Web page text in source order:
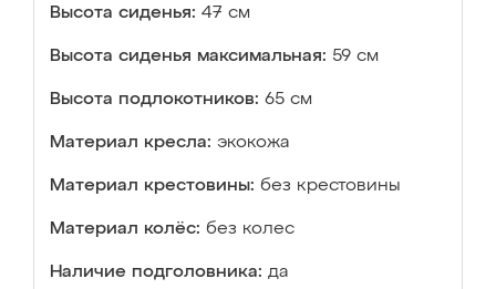
Высота сиденья: 47 см
Высота сиденья максимальная: 59 см
Высота подлокотников: 65 см
Материал кресла: экокожа
Материал крестовины: без крестовины
Материал колёс: без колес
Наличие подголовника: да